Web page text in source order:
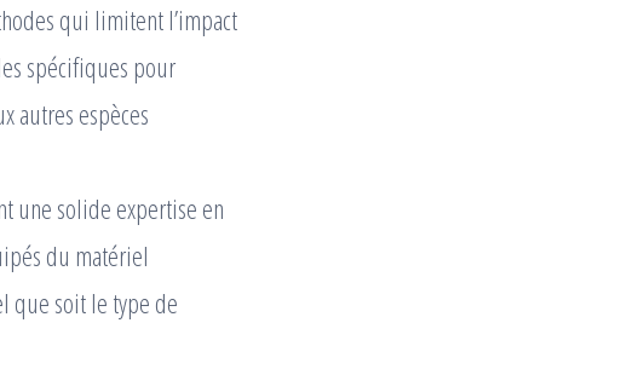
qui limitent l’impact
spécifiques pour
autres espèces
une solide expertise en
du matériel
que soit le type de